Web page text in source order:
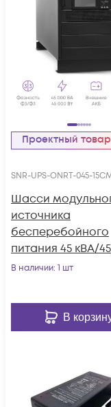
Проектный товар
SNR-UPS-ONRT-045-
Шасси
источника
бесперебойного
питания 45 кВА/45
кВт серии СМ, 3
кВт (SNR-UPS-
045-15CMX33)
В наличии: 1 шт
В